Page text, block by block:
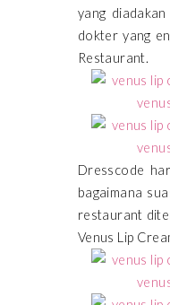
yang
dokter yang
Restaurant.
Dresscode
bagaimana
restaurant
Venus Lip